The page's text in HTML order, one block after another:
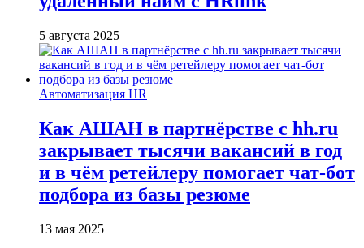
5 августа 2025
Автоматизация HR
Как АШАН в партнёрстве с hh.ru
закрывает тысячи вакансий в год
и в чём ретейлеру помогает чат-бот
подбора из базы резюме
13 мая 2025